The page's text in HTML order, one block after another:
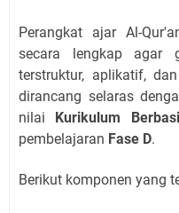
Perangkat ajar Al-
secara lengkap agar
terstruktur, aplikatif,
dirancang selaras
nilai
Kurikulum
pembelajaran Fase D.
Berikut komponen yang